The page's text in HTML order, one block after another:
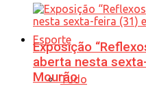
Esporte
Tudo
Exposição
aberta nesta
Mourão